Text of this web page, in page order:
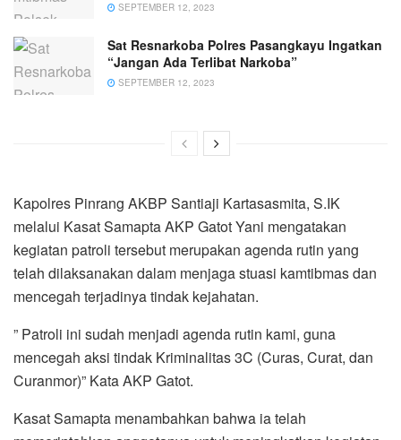
SEPTEMBER 12, 2023
Sat Resnarkoba Polres Pasangkayu Ingatkan
“Jangan Ada Terlibat Narkoba”
SEPTEMBER 12, 2023
Kapolres Pinrang AKBP Santiaji Kartasasmita, S.IK
melalui Kasat Samapta AKP Gatot Yani mengatakan
kegiatan patroli tersebut merupakan agenda rutin yang
telah dilaksanakan dalam menjaga stuasi kamtibmas dan
mencegah terjadinya tindak kejahatan.
” Patroli ini sudah menjadi agenda rutin kami, guna
mencegah aksi tindak Kriminalitas 3C (Curas, Curat, dan
Curanmor)” Kata AKP Gatot.
Kasat Samapta menambahkan bahwa ia telah